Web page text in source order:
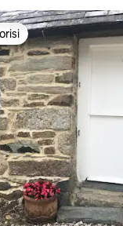
en beğenilenler